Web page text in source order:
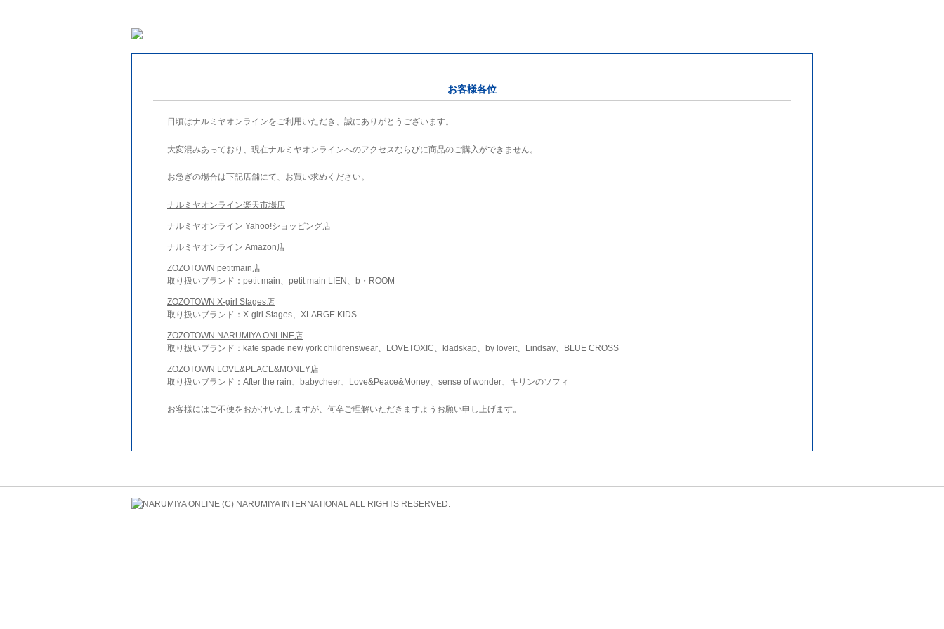
お客様各位
日頃はナルミヤオンラインをご利用いただき、誠にありがとうございます。
大変混みあっており、現在ナルミヤオンラインへのアクセスならびに商品のご購入ができません。
お急ぎの場合は下記店舗にて、お買い求めください。
ナルミヤオンライン楽天市場店
ナルミヤオンライン Yahoo!ショッピング店
ナルミヤオンライン Amazon店
ZOZOTOWN petitmain店
取り扱いブランド：petit main、petit main LIEN、b・ROOM
ZOZOTOWN X-girl Stages店
取り扱いブランド：X-girl Stages、XLARGE KIDS
ZOZOTOWN NARUMIYA ONLINE店
取り扱いブランド：kate spade new york childrenswear、LOVETOXIC、kladskap、by loveit、Lindsay、BLUE CROSS
ZOZOTOWN LOVE&PEACE&MONEY店
取り扱いブランド：After the rain、babycheer、Love&Peace&Money、sense of wonder、キリンのソフィ
お客様にはご不便をおかけいたしますが、何卒ご理解いただきますようお願い申し上げます。